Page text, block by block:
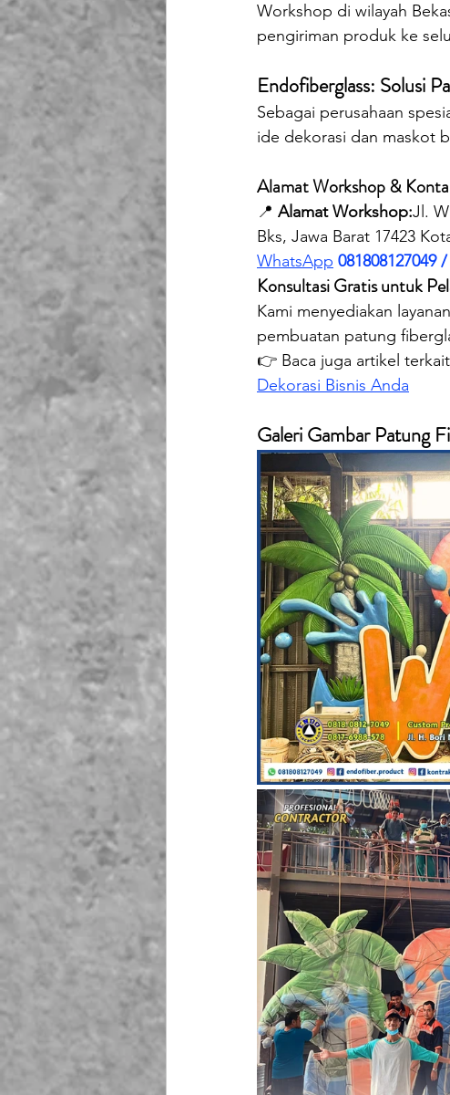
Workshop di wilayah
pengiriman produk ke
Endofiberglass: Solusi
Sebagai perusahaan
ide dekorasi dan maskot
Alamat Workshop &
📍 Alamat Workshop:Jl.
Bks, Jawa Barat 17423
WhatsApp 081808127049
Konsultasi Gratis untuk
Kami menyediakan
pembuatan patung
👉 Baca juga artikel
Dekorasi Bisnis Anda
Galeri Gambar Patung